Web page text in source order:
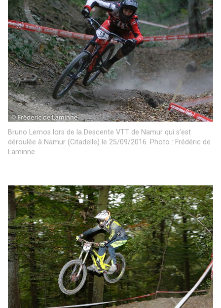
Bruno Lemos lors de la Descente VTT de Namur qui s’est
déroulée à Namur (Citadelle) le 25/09/2016. Photo : Frédéric de
Laminne